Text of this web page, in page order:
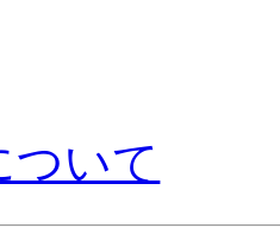
ついて